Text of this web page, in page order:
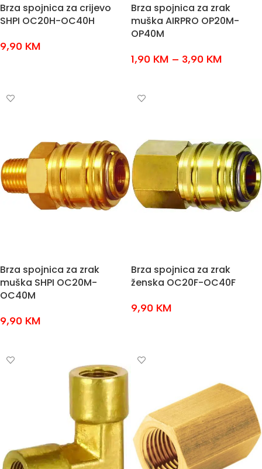
Brza spojnica za crijevo
SHPI OC20H-OC40H
9,90 KM
Brza spojnica za zrak
muška AIRPRO OP20M-
OP40M
1,90 KM – 3,90 KM
Brza spojnica za zrak
muška SHPI OC20M-
OC40M
9,90 KM
Brza spojnica za zrak
ženska OC20F-OC40F
9,90 KM